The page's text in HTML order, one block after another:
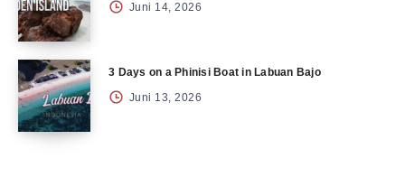
Juni 14, 2026
3 Days on a Phinisi Boat in Labuan Bajo
Juni 13, 2026